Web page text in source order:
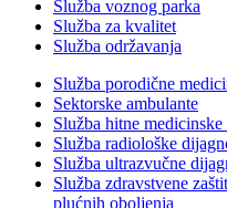
Služba voznog parka
Služba za kvalitet
Služba održavanja
Služba porodične
Sektorske ambulante
Služba hitne
Služba radiološke
Služba ultrazvučne
Služba zdravstvene
plućnih oboljenja